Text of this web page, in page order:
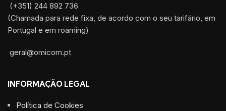
(+351) 244 892 736
(Chamada para rede fixa, de acordo com o seu tarifário, em
Portugal e em roaming)
geral@omicom.pt
INFORMAÇÃO LEGAL
Política de Cookies